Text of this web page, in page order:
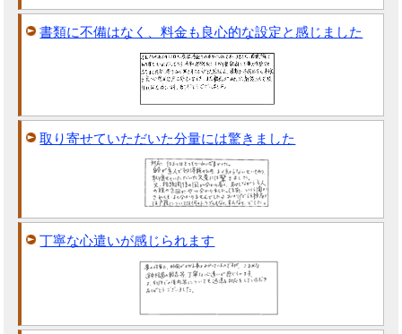
書類に不備はなく、料金も良心的な設定と感じました
取り寄せていただいた分量には驚きました
丁寧な心遣いが感じられます